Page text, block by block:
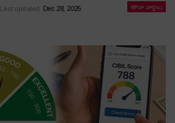
తాజా వార్తలు
Last updated Dec 28, 2025